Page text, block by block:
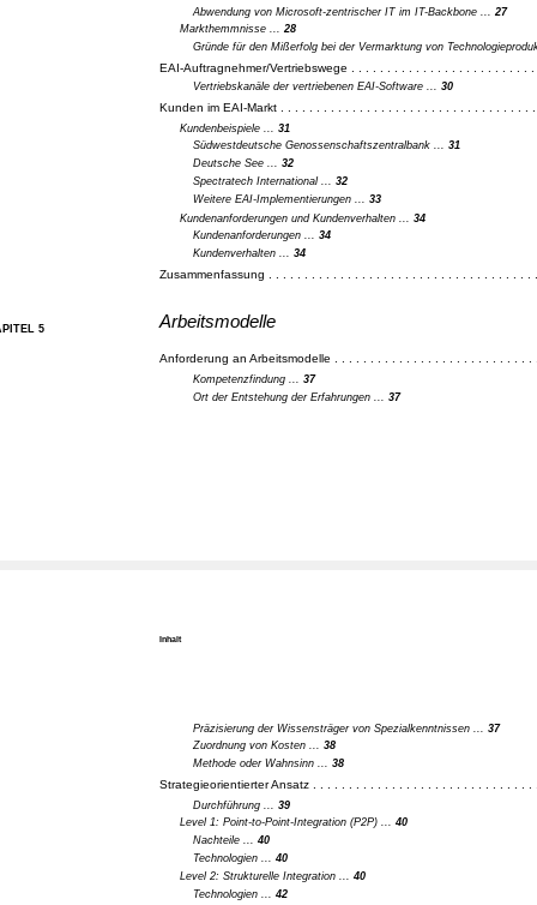
Abwendung von Microsoft-zentrischer IT im IT-Backbone ... 27
Markthemmnisse ...28
Gründe für den Mißerfolg bei der Vermarktung von
EAI-Auftragnehmer/Vertriebswege . . . . . . . . . . . . . . . . . . . . . . . . .
Vertriebskanäle der vertriebenen EAI-Software ... 30
Kunden im EAI-Markt . . . . . . . . . . . . . . . . . . . . . . . . . . . . . . . . . . .
Kundenbeispiele ...31
Südwestdeutsche Genossenschaftszentralbank ... 31
Deutsche See ... 32
Spectratech International ... 32
Weitere EAI-Implementierungen ... 33
Kundenanforderungen und Kundenverhalten ...34
Kundenanforderungen ... 34
Kundenverhalten ... 34
Zusammenfassung . . . . . . . . . . . . . . . . . . . . . . . . . . . . . . . . . . . . .
5 Arbeitsmodelle
Anforderung an Arbeitsmodelle . . . . . . . . . . . . . . . . . . . . . . . . . . .
Kompetenzfindung ... 37
Ort der Entstehung der Erfahrungen ... 37
Inhalt
Präzisierung der Wissensträger von Spezialkenntnissen ... 37
Zuordnung von Kosten ... 38
Methode oder Wahnsinn ... 38
Strategieorientierter Ansatz . . . . . . . . . . . . . . . . . . . . . . . . . . . . . .
Durchführung ... 39
Level 1: Point-to-Point-Integration (P2P) ...40
Nachteile ... 40
Technologien ... 40
Level 2: Strukturelle Integration ...40
Technologien ... 42